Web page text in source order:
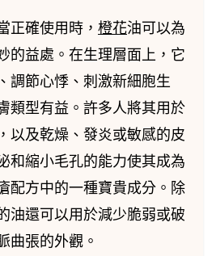
正確使用時， 橙花油可以為
的益處。在生理層面上，它
調節心悸、刺激新細胞生
類型有益。許多人將其用於
以及乾燥、發炎或敏感的皮
和縮小毛孔的能力使其成為
配方中的一種寶貴成分。除
油還可以用於減少脆弱或破
曲張的外觀。